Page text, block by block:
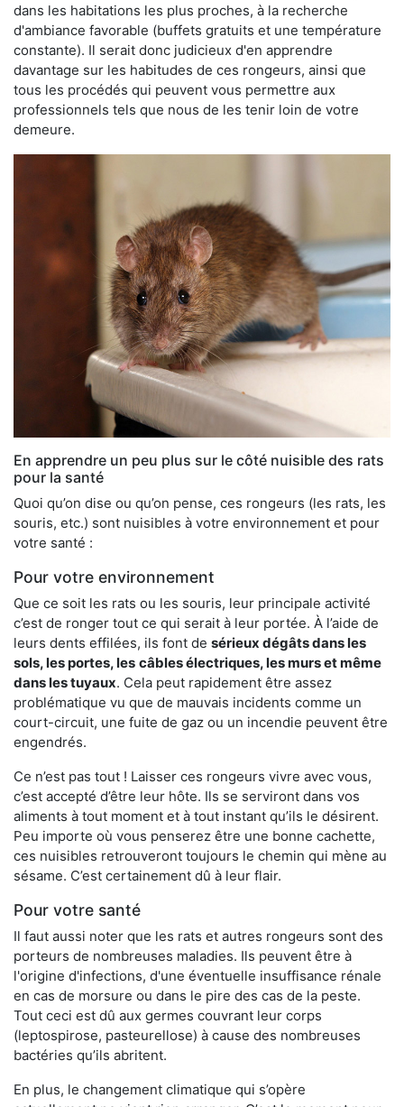
dans les habitations les plus proches, à la recherche
d'ambiance favorable (buffets gratuits et une température
constante). Il serait donc judicieux d'en apprendre
davantage sur les habitudes de ces rongeurs, ainsi que
tous les procédés qui peuvent vous permettre aux
professionnels tels que nous de les tenir loin de votre
demeure.
En apprendre un peu plus sur le côté nuisible des rats
pour la santé
Quoi qu’on dise ou qu’on pense, ces rongeurs (les rats, les
souris, etc.) sont nuisibles à votre environnement et pour
votre santé :
Pour votre environnement
Que ce soit les rats ou les souris, leur principale activité
c’est de ronger tout ce qui serait à leur portée. À l’aide de
leurs dents effilées, ils font de sérieux dégâts dans les
sols, les portes, les câbles électriques, les murs et même
dans les tuyaux. Cela peut rapidement être assez
problématique vu que de mauvais incidents comme un
court-circuit, une fuite de gaz ou un incendie peuvent être
engendrés.
Ce n’est pas tout ! Laisser ces rongeurs vivre avec vous,
c’est accepté d’être leur hôte. Ils se serviront dans vos
aliments à tout moment et à tout instant qu’ils le désirent.
Peu importe où vous penserez être une bonne cachette,
ces nuisibles retrouveront toujours le chemin qui mène au
sésame. C’est certainement dû à leur flair.
Pour votre santé
Il faut aussi noter que les rats et autres rongeurs sont des
porteurs de nombreuses maladies. Ils peuvent être à
l'origine d'infections, d'une éventuelle insuffisance rénale
en cas de morsure ou dans le pire des cas de la peste.
Tout ceci est dû aux germes couvrant leur corps
(leptospirose, pasteurellose) à cause des nombreuses
bactéries qu’ils abritent.
En plus, le changement climatique qui s’opère